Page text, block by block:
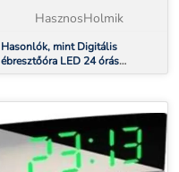
HasznosHolmik
Hasonlók, mint Digitális
ébresztőóra LED 24 órás
riasztás